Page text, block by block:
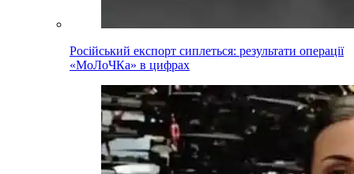
Російський експорт сиплеться: результати операції
«МоЛоЧКа» в цифрах